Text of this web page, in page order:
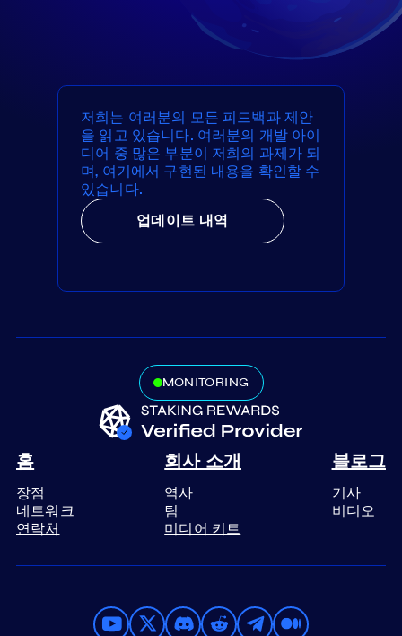
저희는 여러분의 모든 피드백과 제안
을 읽고 있습니다. 여러분의 개발 아이
디어 중 많은 부분이 저희의 과제가 되
며, 여기에서 구현된 내용을 확인할 수
있습니다.
업데이트 내역
MONITORING
홈
장점
네트워크
연락처
회사 소개
역사
팀
미디어 키트
블로그
기사
비디오